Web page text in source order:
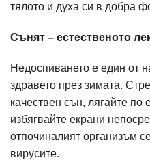
тялото и духа си в добра
Сънят – естественото
Недоспиването е един от
здравето през зимата.
качествен сън, лягайте
избягвайте екрани
отпочиналият организъм
вирусите.